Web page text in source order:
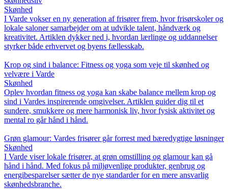
Skønhed
I Varde vokser en ny generation af frisører frem, hvor frisørskoler og
lokale saloner samarbejder om at udvikle talent, håndværk og
kreativitet. Artiklen dykker ned i, hvordan lærlinge og uddannelser
styrker både erhvervet og byens fællesskab.
Krop og sind i balance: Fitness og yoga som veje til skønhed og
velvære i Varde
Skønhed
Oplev hvordan fitness og yoga kan skabe balance mellem krop og
sind i Vardes inspirerende omgivelser. Artiklen guider dig til et
sundere, smukkere og mere harmonisk liv, hvor fysisk aktivitet og
mental ro går hånd i hånd.
Grøn glamour: Vardes frisører går forrest med bæredygtige løsninger
Skønhed
I Varde viser lokale frisører, at grøn omstilling og glamour kan gå
hånd i hånd. Med fokus på miljøvenlige produkter, genbrug og
energibesparelser sætter de nye standarder for en mere ansvarlig
skønhedsbranche.